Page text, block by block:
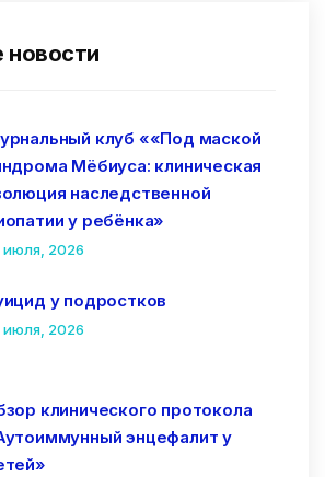
новости
клуб ««Под маской
Мёбиуса: клиническая
наследственной
у ребёнка»
июля, 2026
у подростков
июля, 2026
клинического протокола
энцефалит у